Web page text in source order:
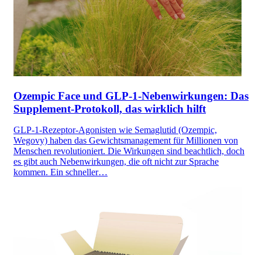
Ozempic Face und GLP-1-Nebenwirkungen: Das
Supplement-Protokoll, das wirklich hilft
GLP-1-Rezeptor-Agonisten wie Semaglutid (Ozempic,
Wegovy) haben das Gewichtsmanagement für Millionen von
Menschen revolutioniert. Die Wirkungen sind beachtlich, doch
es gibt auch Nebenwirkungen, die oft nicht zur Sprache
kommen. Ein schneller…